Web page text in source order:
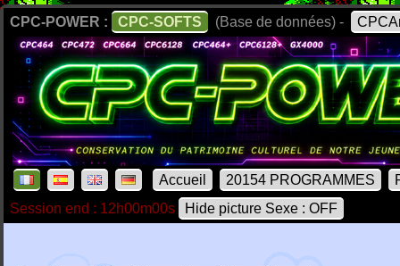
CPC-POWER : CPC-SOFTS (Base de données) -
Accueil 20154 PROGRAMMES
Session end : 12h00m00s
Hide picture Sexe : OFF